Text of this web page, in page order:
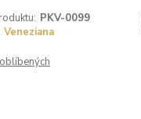
PKV-0099
Veneziana